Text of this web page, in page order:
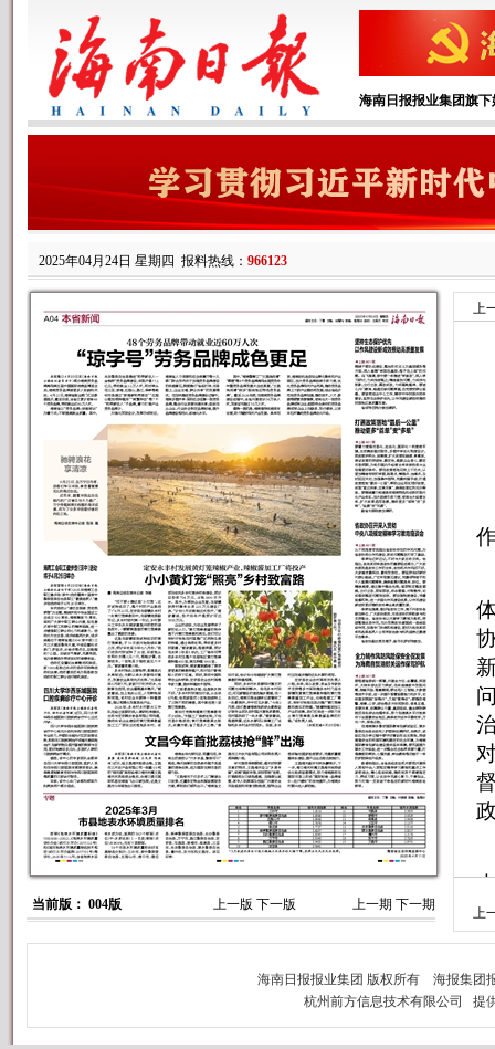
海南日报报业集团旗下
2025年04月24日 星期四 报料热线： 966123
当前版： 004版 上一版 下一版 上一期 下一期
上
上